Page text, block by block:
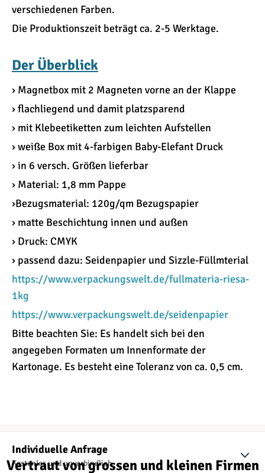
verschiedenen Farben.
Die Produktionszeit beträgt ca. 2-5 Werktage.
Der Überblick
› Magnetbox mit 2 Magneten vorne an der Klappe
› flachliegend und damit platzsparend
› mit Klebeetiketten zum leichten Aufstellen
› weiße Box mit 4-farbigen Baby-Elefant Druck
› in 6 versch. Größen lieferbar
› Material: 1,8 mm Pappe
›Bezugsmaterial: 120g/qm Bezugspapier
› matte Beschichtung innen und außen
› Druck: CMYK
› passend dazu: Seidenpapier und Sizzle-Füllmterial
https://www.verpackungswelt.de/fullmateria-riesa-
1kg
https://www.verpackungswelt.de/seidenpapier
Bitte beachten Sie: Es handelt sich bei den
angegeben Formaten um Innenformate der
Kartonage. Es besteht eine Toleranz von ca. 0,5 cm.
Individuelle Anfrage
Kostenlos und unverbindlich
Vertraut von grossen und kleinen Firmen